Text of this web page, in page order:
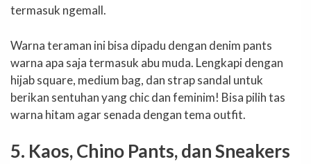
termasuk ngemall.
Warna teraman ini bisa dipadu dengan denim pants
warna apa saja termasuk abu muda. Lengkapi dengan
hijab square, medium bag, dan strap sandal untuk
berikan sentuhan yang chic dan feminim! Bisa pilih tas
warna hitam agar senada dengan tema outfit.
5. Kaos, Chino Pants, dan Sneakers